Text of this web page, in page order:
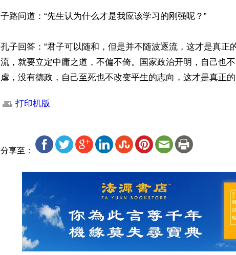
子路问道：“先生认为什么才是我应该学习的刚强呢？”
孔子回答：“君子可以随和，但是并不随波逐流，这才是真正
流，就要立定中庸之道，不偏不倚。国家政治开明，自己也
虐，没有德政，自己至死也不改变平生的志向，这才是真正
打印机版
分享至：